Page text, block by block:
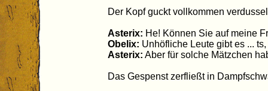
Der Kopf guckt vollkommen
Asterix: He! Können Sie auf meine
Obelix: Unhöfliche Leute gibt es ... ts,
Asterix: Aber für solche Mätzchen
Das Gespenst zerfließt in